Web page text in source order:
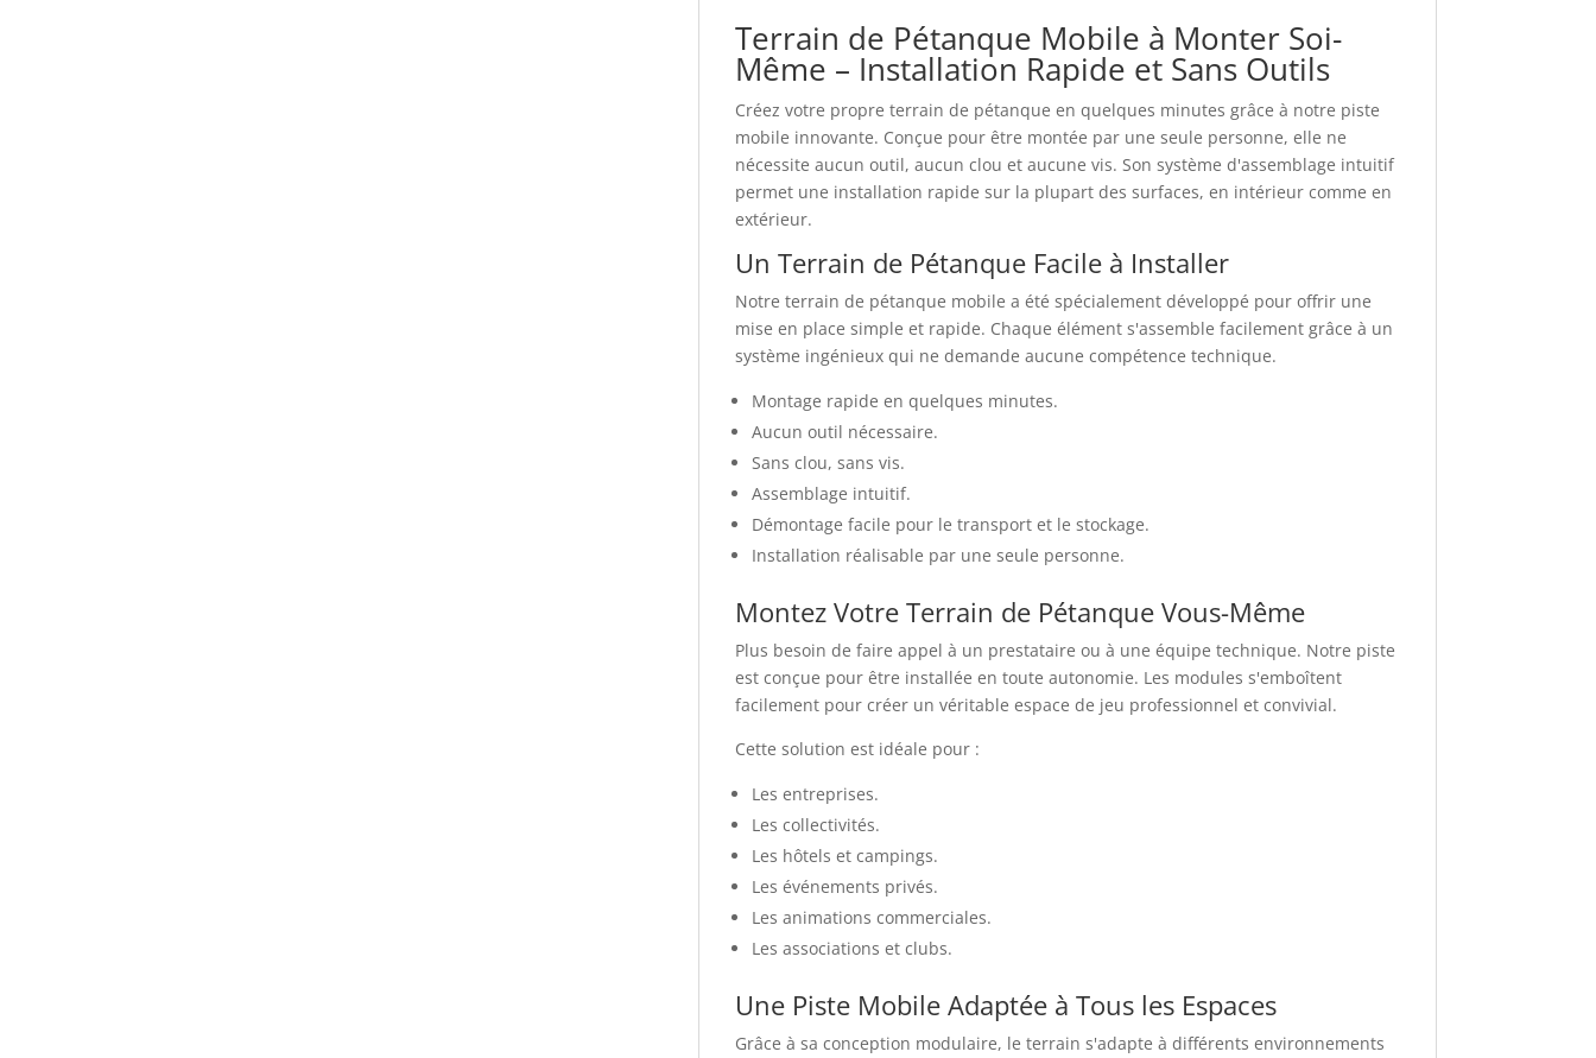
Terrain de Pétanque Mobile à Monter Soi-
Même – Installation Rapide et Sans Outils
Créez votre propre terrain de pétanque en quelques minutes grâce à notre piste
mobile innovante. Conçue pour être montée par une seule personne, elle ne
nécessite aucun outil, aucun clou et aucune vis. Son système d'assemblage intuitif
permet une installation rapide sur la plupart des surfaces, en intérieur comme en
extérieur.
Un Terrain de Pétanque Facile à Installer
Notre terrain de pétanque mobile a été spécialement développé pour offrir une
mise en place simple et rapide. Chaque élément s'assemble facilement grâce à un
système ingénieux qui ne demande aucune compétence technique.
Montage rapide en quelques minutes.
Aucun outil nécessaire.
Sans clou, sans vis.
Assemblage intuitif.
Démontage facile pour le transport et le stockage.
Installation réalisable par une seule personne.
Montez Votre Terrain de Pétanque Vous-Même
Plus besoin de faire appel à un prestataire ou à une équipe technique. Notre piste
est conçue pour être installée en toute autonomie. Les modules s'emboîtent
facilement pour créer un véritable espace de jeu professionnel et convivial.
Cette solution est idéale pour :
Les entreprises.
Les collectivités.
Les hôtels et campings.
Les événements privés.
Les animations commerciales.
Les associations et clubs.
Une Piste Mobile Adaptée à Tous les Espaces
Grâce à sa conception modulaire, le terrain s'adapte à différents environnements